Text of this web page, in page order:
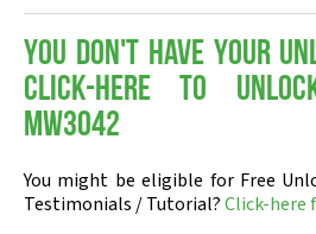
You don't have your
Click-here to
MW3042
You might be eligible for Free
Testimonials / Tutorial?Click-here